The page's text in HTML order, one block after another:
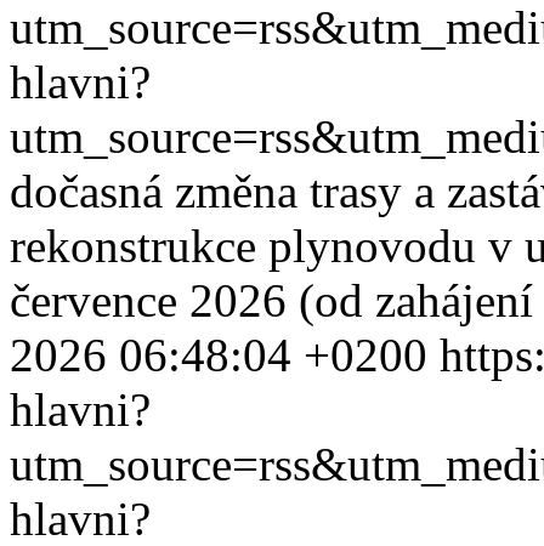
hlavni?
dočasná změna trasy a
rekonstrukce plynovodu v
července 2026 (od
2026 06:48:04 +0200
hlavni?
hlavni?